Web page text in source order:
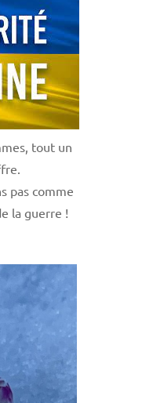
tout un
pas comme
la guerre !